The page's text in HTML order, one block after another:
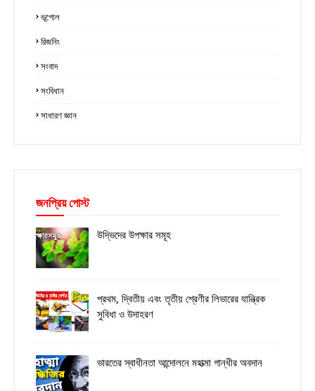
ভূগোল
রিজনিং
সংবাদ
সংবিধান
সাধারণ জ্ঞান
জনপ্রিয় পোস্ট
উদ্ভিদের উপক্ষার সমূহ
প্রথম, দ্বিতীয় এবং তৃতীয় শ্রেণীর লিভারের যান্ত্রিক
সুবিধা ও উদাহরণ
ভারতের স্বাধীনতা আন্দোলনে মহাত্মা গান্ধীর অবদান